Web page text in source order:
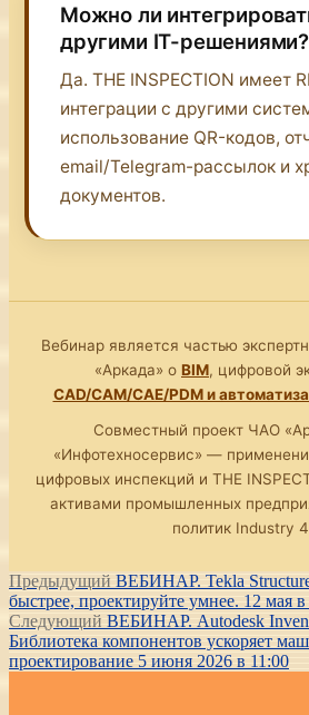
Можно ли
другими IT-решениями?
Да. THE INSPECTION имеет
интеграции с другими
использование QR-кодов,
email/Telegram-рассылок и
документов.
Вебинар является частью
«Аркада» о BIM, цифровой
CAD/CAM/CAE/PDM и
Совместный проект ЧАО
«Инфотехносервис» —
цифровых инспекций и THE
активами промышленных
политик Industry
Навигация
по
записям
Предыдущий Предыдущая
запись:
ВЕБИНАР. Tekla
быстрее, проектируйте умнее. 12 мая
Следующий Следующая
запись:
ВЕБИНАР. Autodesk
Библиотека компонентов ускоряет
проектирование 5 июня 2026 в 11:00